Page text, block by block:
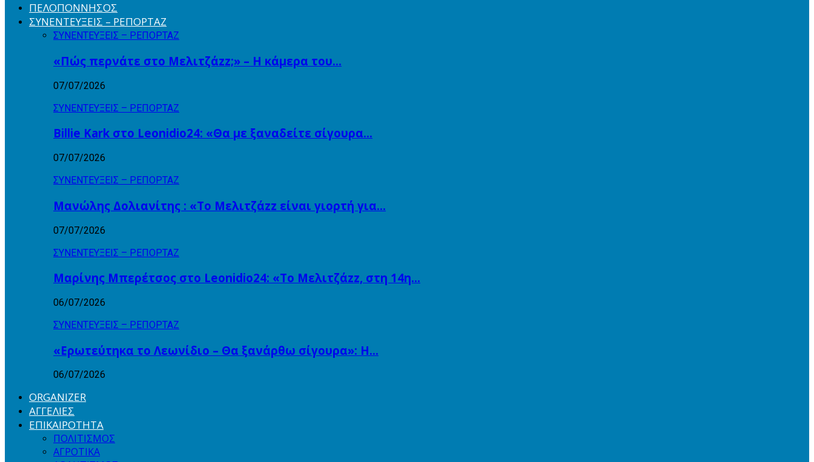
ΠΕΛΟΠΟΝΝΗΣΟΣ
ΣΥΝΕΝΤΕΥΞΕΙΣ – ΡΕΠΟΡΤΑΖ
ΣΥΝΕΝΤΕΥΞΕΙΣ – ΡΕΠΟΡΤΑΖ
«Πώς περνάτε στο Μελιτζάzz;» – Η κάμερα του…
07/07/2026
ΣΥΝΕΝΤΕΥΞΕΙΣ – ΡΕΠΟΡΤΑΖ
Billie Kark στο Leonidio24: «Θα με ξαναδείτε σίγουρα…
07/07/2026
ΣΥΝΕΝΤΕΥΞΕΙΣ – ΡΕΠΟΡΤΑΖ
Μανώλης Δολιανίτης : «Το Μελιτζάzz είναι γιορτή για…
07/07/2026
ΣΥΝΕΝΤΕΥΞΕΙΣ – ΡΕΠΟΡΤΑΖ
Μαρίνης Μπερέτσος στο Leonidio24: «Το Μελιτζάzz, στη 14η…
06/07/2026
ΣΥΝΕΝΤΕΥΞΕΙΣ – ΡΕΠΟΡΤΑΖ
«Ερωτεύτηκα το Λεωνίδιο – Θα ξανάρθω σίγουρα»: Η…
06/07/2026
ORGANIZER
ΑΓΓΕΛΙΕΣ
ΕΠΙΚΑΙΡΟΤΗΤΑ
ΠΟΛΙΤΙΣΜΟΣ
ΑΓΡΟΤΙΚΑ